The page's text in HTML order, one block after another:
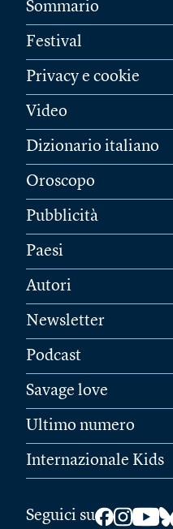
Sommario
Festival
Privacy e cookie
Video
Dizionario italiano
Oroscopo
Pubblicità
Paesi
Autori
Newsletter
Podcast
Savage love
Ultimo numero
Internazionale Kids
Seguici su